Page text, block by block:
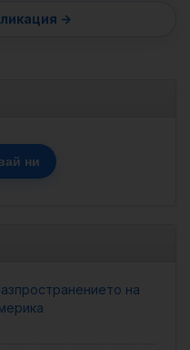
ни
на